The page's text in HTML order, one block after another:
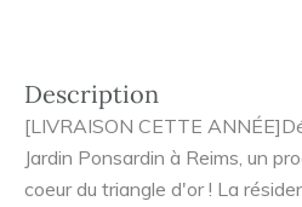
Description
[LIVRAISON CETTE
Jardin Ponsardin à Reims, un
coeur du triangle d'or ! La